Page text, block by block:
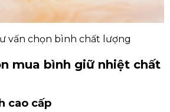
vấn chọn bình chất lượng
mua bình giữ nhiệt chất
cao cấp